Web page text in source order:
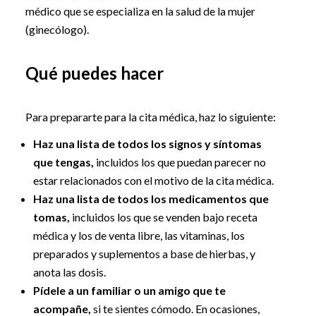
médico que se especializa en la salud de la mujer
(ginecólogo).
Qué puedes hacer
Para prepararte para la cita médica, haz lo siguiente:
Haz una lista de todos los signos y síntomas
que tengas, incluidos los que puedan parecer no
estar relacionados con el motivo de la cita médica.
Haz una lista de todos los medicamentos que
tomas, incluidos los que se venden bajo receta
médica y los de venta libre, las vitaminas, los
preparados y suplementos a base de hierbas, y
anota las dosis.
Pídele a un familiar o un amigo que te
acompañe, si te sientes cómodo. En ocasiones,